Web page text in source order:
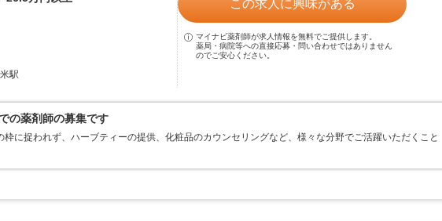
駅
この求人に興味がある
マイナビ薬剤師が求人情報を無料でご提供します。
薬局・病院等への直接応募・問い合わせではありません
のでご安心ください。
の薬剤師の募集です
枠に捉われず、ハーブティーの提供、化粧品のカウンセリングなど、様々な分野でご活躍いただくこと